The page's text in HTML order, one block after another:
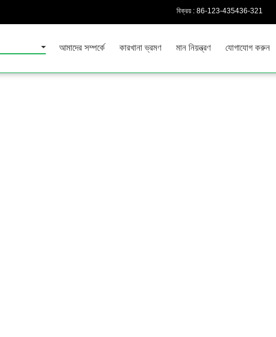
বিক্রয় : 86-123-435436-321
আমাদের সম্পর্কে কারখানা ভ্রমণ মান নিয়ন্ত্রণ যোগাযোগ করুন